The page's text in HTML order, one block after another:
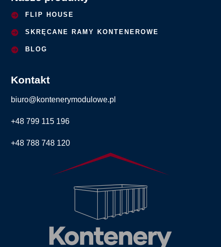
FLIP HOUSE
SKRĘCANE RAMY KONTENEROWE
BLOG
Kontakt
biuro@kontenerymodulowe.pl
+48 799 115 196
+48 788 748 120